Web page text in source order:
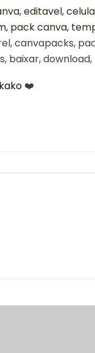
editavel,
pack canva,
canvapacks,
baixar, download,
❤️